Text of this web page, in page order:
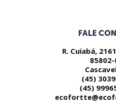
FALE
R. Cuiabá,
(45)
(45)